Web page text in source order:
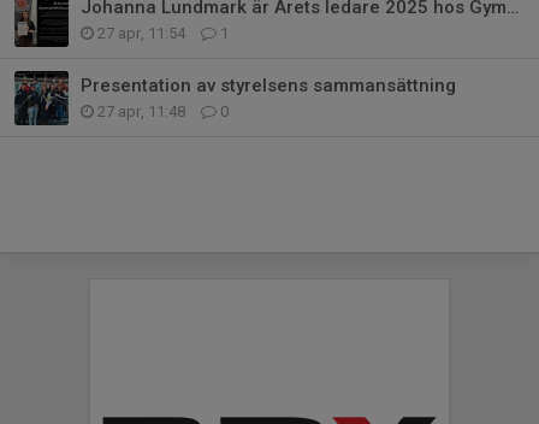
Johanna Lundmark är Årets ledare 2025 hos Gymnastikförbundet Norr
27 apr, 11:54 1
Presentation av styrelsens sammansättning
27 apr, 11:48 0